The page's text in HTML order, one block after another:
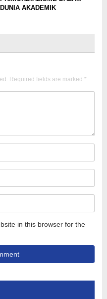
DUNIA AKADEMIK
Required fields are marked *
in this browser for the